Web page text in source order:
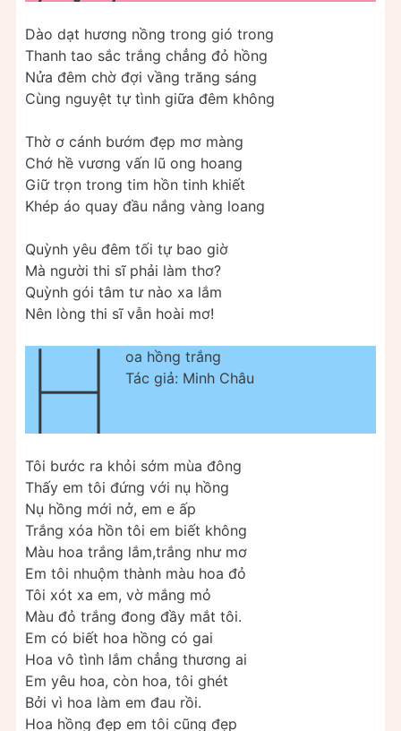
Dào dạt hương nồng trong gió trong
Thanh tao sắc trắng chẳng đỏ hồng
Nửa đêm chờ đợi vầng trăng sáng
Cùng nguyệt tự tình giữa đêm không
Thờ ơ cánh bướm đẹp mơ màng
Chớ hề vương vấn lũ ong hoang
Giữ trọn trong tim hồn tinh khiết
Khép áo quay đầu nắng vàng loang
Quỳnh yêu đêm tối tự bao giờ
Mà người thi sĩ phải làm thơ?
Quỳnh gói tâm tư nào xa lắm
Nên lòng thi sĩ vẫn hoài mơ!
H
oa hồng trắng
Tác giả: Minh Châu
Tôi bước ra khỏi sớm mùa đông
Thấy em tôi đứng với nụ hồng
Nụ hồng mới nở, em e ấp
Trắng xóa hồn tôi em biết không
Màu hoa trắng lắm,trắng như mơ
Em tôi nhuộm thành màu hoa đỏ
Tôi xót xa em, vờ mắng mỏ
Màu đỏ trắng đong đầy mắt tôi.
Em có biết hoa hồng có gai
Hoa vô tình lắm chẳng thương ai
Em yêu hoa, còn hoa, tôi ghét
Bởi vì hoa làm em đau rồi.
Hoa hồng đẹp em tôi cũng đẹp